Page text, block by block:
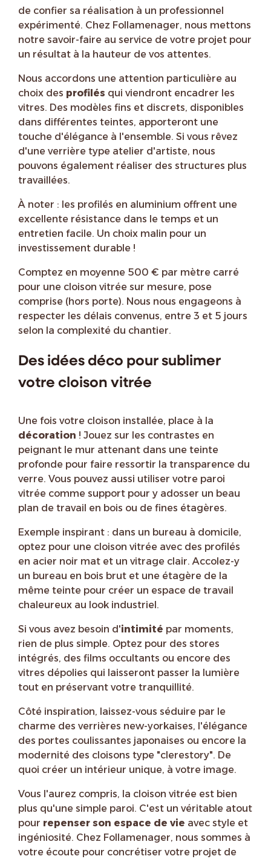
de confier sa réalisation à un professionnel
expérimenté. Chez Follamenager, nous mettons
notre savoir-faire au service de votre projet pour
un résultat à la hauteur de vos attentes.
Nous accordons une attention particulière au
choix des profilés qui viendront encadrer les
vitres. Des modèles fins et discrets, disponibles
dans différentes teintes, apporteront une
touche d'élégance à l'ensemble. Si vous rêvez
d'une verrière type atelier d'artiste, nous
pouvons également réaliser des structures plus
travaillées.
À noter : les profilés en aluminium offrent une
excellente résistance dans le temps et un
entretien facile. Un choix malin pour un
investissement durable !
Comptez en moyenne 500 € par mètre carré
pour une cloison vitrée sur mesure, pose
comprise (hors porte). Nous nous engageons à
respecter les délais convenus, entre 3 et 5 jours
selon la complexité du chantier.
Des idées déco pour sublimer
votre cloison vitrée
Une fois votre cloison installée, place à la
décoration ! Jouez sur les contrastes en
peignant le mur attenant dans une teinte
profonde pour faire ressortir la transparence du
verre. Vous pouvez aussi utiliser votre paroi
vitrée comme support pour y adosser un beau
plan de travail en bois ou de fines étagères.
Exemple inspirant : dans un bureau à domicile,
optez pour une cloison vitrée avec des profilés
en acier noir mat et un vitrage clair. Accolez-y
un bureau en bois brut et une étagère de la
même teinte pour créer un espace de travail
chaleureux au look industriel.
Si vous avez besoin d'intimité par moments,
rien de plus simple. Optez pour des stores
intégrés, des films occultants ou encore des
vitres dépolies qui laisseront passer la lumière
tout en préservant votre tranquillité.
Côté inspiration, laissez-vous séduire par le
charme des verrières new-yorkaises, l'élégance
des portes coulissantes japonaises ou encore la
modernité des cloisons type "clerestory". De
quoi créer un intérieur unique, à votre image.
Vous l'aurez compris, la cloison vitrée est bien
plus qu'une simple paroi. C'est un véritable atout
pour repenser son espace de vie avec style et
ingéniosité. Chez Follamenager, nous sommes à
votre écoute pour concrétiser votre projet de